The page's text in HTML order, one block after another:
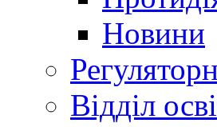
Новини
Відділ